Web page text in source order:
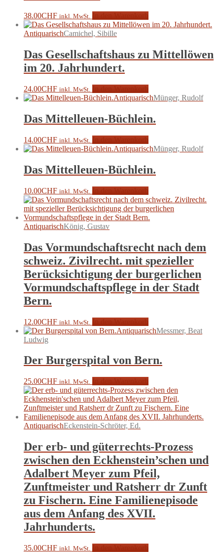
38.00CHF inkl. MwSt.
AntiquarischCamichel, Sibille
Das Gesellschaftshaus zu Mittellöwen
im 20. Jahrhundert.
24.00CHF inkl. MwSt.
AntiquarischMünger, Rudolf
Das Mittelleuen-Büchlein.
14.00CHF inkl. MwSt.
AntiquarischMünger, Rudolf
Das Mittelleuen-Büchlein.
10.00CHF inkl. MwSt.
AntiquarischKönig, Gustav
Das Vormundschaftsrecht nach dem
schweiz. Zivilrecht. mit spezieller
Berücksichtigung der burgerlichen
Vormundschaftspflege in der Stadt
Bern.
12.00CHF inkl. MwSt.
AntiquarischMessmer, Beat
Ludwig
Der Burgerspital von Bern.
25.00CHF inkl. MwSt.
AntiquarischEckenstein-Schröter, Ed.
Der erb- und güterrechts-Prozess
zwischen den Eckhenstein’schen und
Adalbert Meyer zum Pfeil,
Zunftmeister und Ratsherr dr Zunft
zu Fischern. Eine Familienepisode
aus dem Anfang des XVII.
Jahrhunderts.
35.00CHF inkl. MwSt.